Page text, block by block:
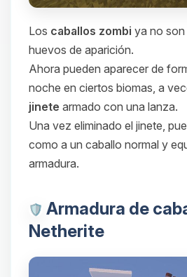
Los caballos zombi ya no
huevos de aparición.
Ahora pueden aparecer de
noche en ciertos biomas, a
jinete armado con una lanza.
Una vez eliminado el jinete,
como a un caballo normal y
armadura.
Armadura de
Netherite